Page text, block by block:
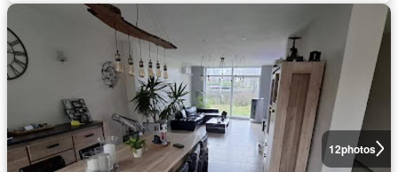
12photos